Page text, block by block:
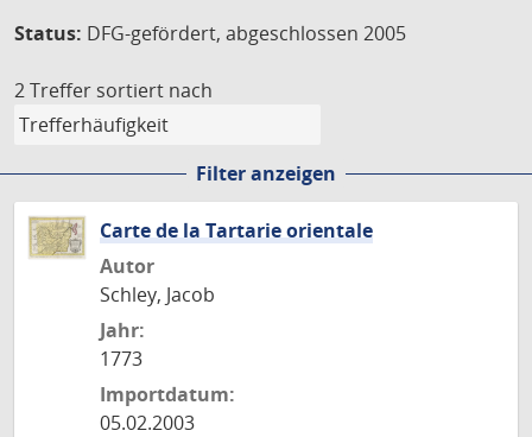
Status: DFG-gefördert, abgeschlossen 2005
2 Treffer sortiert nach
Filter anzeigen
Carte de la Tartarie orientale
Autor
Schley, Jacob
Jahr:
1773
Importdatum:
05.02.2003